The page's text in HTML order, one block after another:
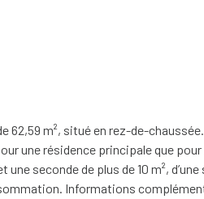
m², situé en rez-de-
une résidence principale que
seconde de plus de 10 m²,
Informations